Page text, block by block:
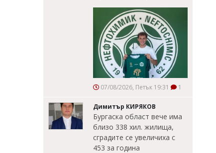
07/08/2026, Петък 19:31 1
Димитър КИРЯКОВ
Бургаска област вече има
близо 338 хил. жилища,
сградите се увеличиха с
453 за година